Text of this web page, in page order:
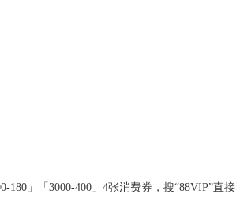
180」「3000-400」4张消费券，搜“88VIP”直接